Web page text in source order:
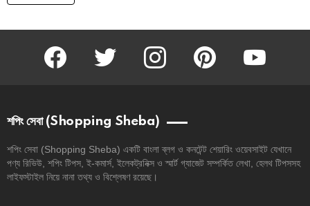
facebook twitter instagram pinterest youtube
শপিং সেবা (Shopping Sheba)
শপিং সেবা (Shopping Sheba) একটি বাংলা ব্লগ ও কনটেন্ট শেয়ারিং ওয়েবসাইট যেখানে
পণ্য রিভিউ, শপিং টিপস, ই-কমার্স, ইলেকট্রনিক্স ও স্মার্ট গ্যাজেট সম্পর্কিত লেখা, হেলথ টিপসসহ
লাইফস্টাইল নিয়ে নানা তথ্য ও বিশ্লেষণ রয়েছে।